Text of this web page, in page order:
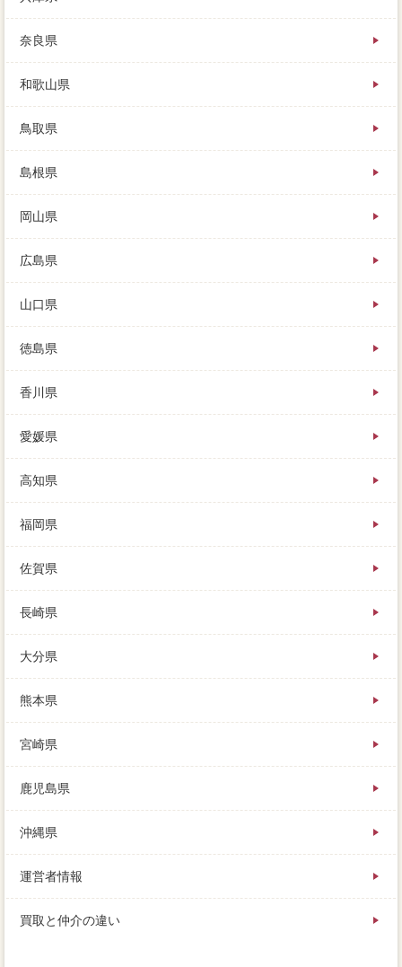
奈良県
和歌山県
鳥取県
島根県
岡山県
広島県
山口県
徳島県
香川県
愛媛県
高知県
福岡県
佐賀県
長崎県
大分県
熊本県
宮崎県
鹿児島県
沖縄県
運営者情報
買取と仲介の違い